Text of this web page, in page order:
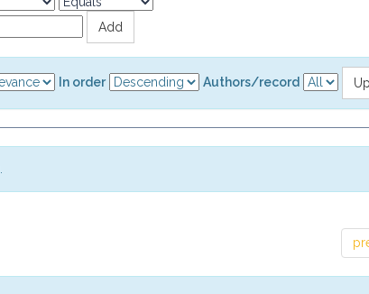
In order Authors/record